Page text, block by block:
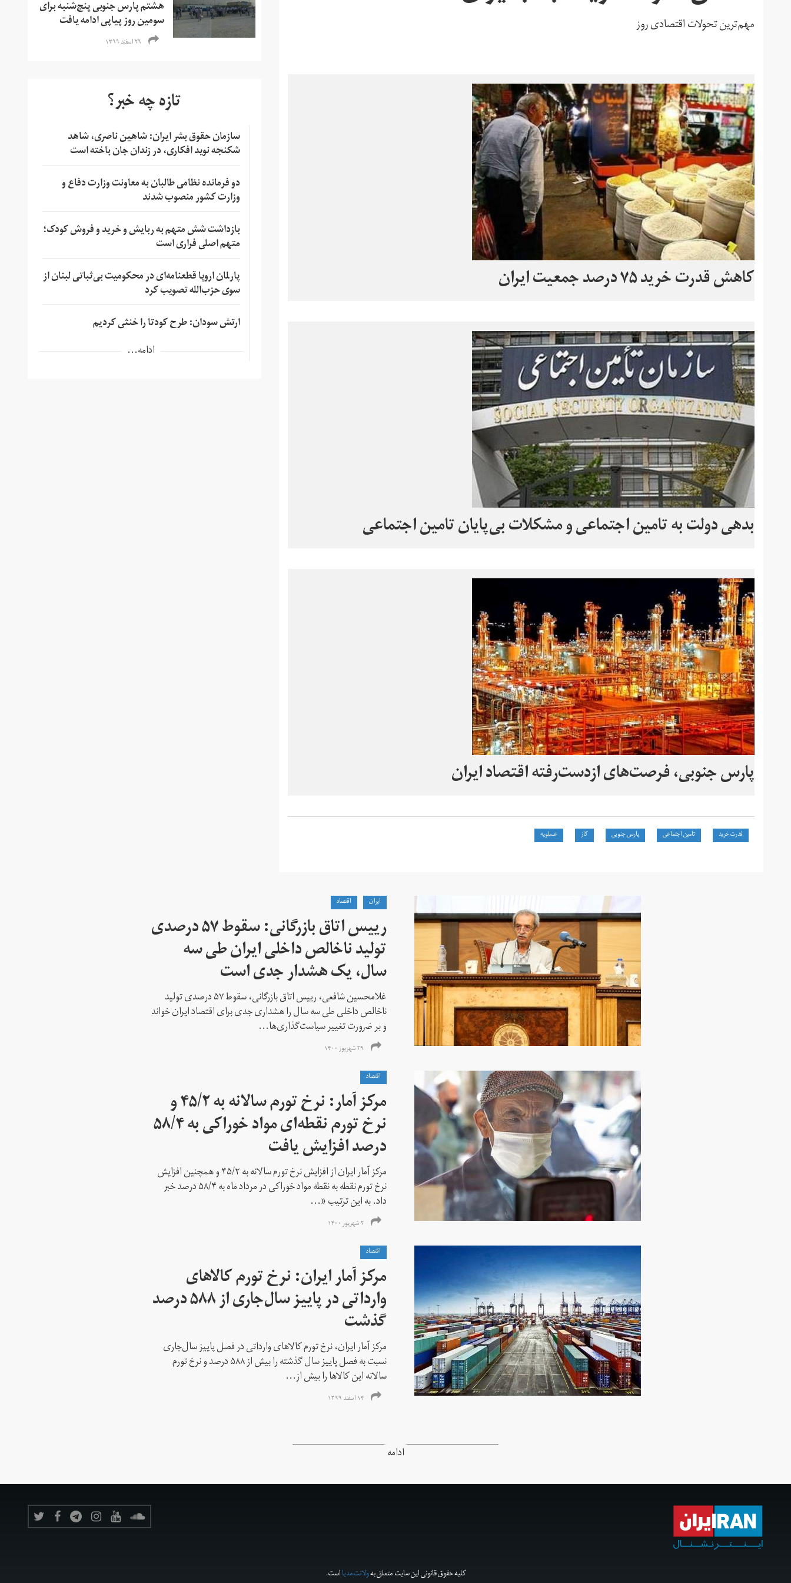
مهم‌ترین تحولات اقتصادی روز
کاهش قدرت خرید ۷۵ درصد جمعیت ایران
بدهی دولت به تامین اجتماعی و مشکلات بی‌پایان تامین اجتماعی
پارس جنوبی، فرصت‌های از‌دست‌رفته اقتصاد ایران
فدرت خرید تامین اجتماعی پارس جنوبی گاز عسلویه
هشتم پارس جنوبی پنج‌شنبه برای
سومین روز پیاپی ادامه یافت
۲۹ اسفند ۱۳۹۹
تازه چه خبر؟
سازمان حقوق بشر ایران: شاهین ناصری، شاهد
شکنجه نوید افکاری، در زندان جان باخته است
دو فرمانده نظامی طالبان به معاونت وزارت دفاع و
وزارت کشور منصوب شدند
بازداشت شش متهم به ربایش و خرید و فروش کودک؛
متهم اصلی فراری است
پارلمان اروپا قطعنامه‌ای در محکومیت بی‌ثباتی لبنان از
سوی حزب‌الله تصویب کرد
ارتش سودان: طرح کودتا را خنثی کردیم
ادامه...
ايران اقتصاد
رییس اتاق بازرگانی: سقوط ۵۷ درصدی
تولید ناخالص داخلی ایران طی سه
سال، یک هشدار جدی است
غلامحسین شافعی، رییس اتاق بازرگانی، سقوط ۵۷ درصدی تولید
ناخالص داخلی طی سه سال را هشداری جدی برای اقتصاد ایران خواند
و بر ضرورت تغییر سیاست‌گذاری‌ها...
۲۹ شهریور ۱۴۰۰
اقتصاد
مرکز آمار: نرخ تورم سالانه به ۴۵/۲ و
نرخ تورم نقطه‌ای مواد خوراکی به ۵۸/۴
درصد افزایش یافت
مرکز آمار ایران از افزایش نرخ تورم سالانه به ۴۵/۲ و همچنین افزایش
نرخ تورم نقطه به نقطه مواد خوراکی در مرداد ماه به ۵۸/۴ درصد خبر
داد. به این ترتیب «...
۲ شهریور ۱۴۰۰
اقتصاد
مرکز آمار ایران: نرخ تورم کالاهای
وارداتی در پاییز سال‌جاری از ۵۸۸ درصد
گذشت
مرکز آمار ایران، نرخ تورم كالاهای وارداتی در فصل پاییز سال‌جاری
نسبت به فصل پاییز سال گذشته را بیش از ۵۸۸ درصد و نرخ تورم
سالانه این کالاها را بیش از...
۱۴ اسفند ۱۳۹۹
ادامه
کلیه حقوق قانونی این سایت متعلق بهولانت‌مدیااست.